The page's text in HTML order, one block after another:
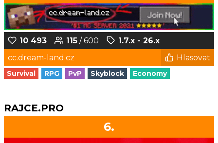
10 493 115 / 600
1.7.x - 26.x
cc.dream-land.cz
Hlasovat
Survival RPG PvP Skyblock Economy
RAJCE.PRO
6.